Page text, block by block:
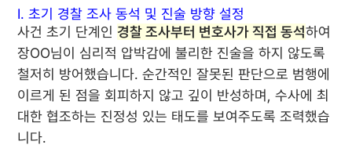
Ⅰ. 초기 경찰 조사 동석 및 진술 방향 설정
사건 초기 단계인 경찰 조사부터 변호사가 직접 동석하여
장OO님이 심리적 압박감에 불리한 진술을 하지 않도록
철저히 방어했습니다. 순간적인 잘못된 판단으로 범행에
이르게 된 점을 회피하지 않고 깊이 반성하며, 수사에 최
대한 협조하는 진정성 있는 태도를 보여주도록 조력했습
니다.